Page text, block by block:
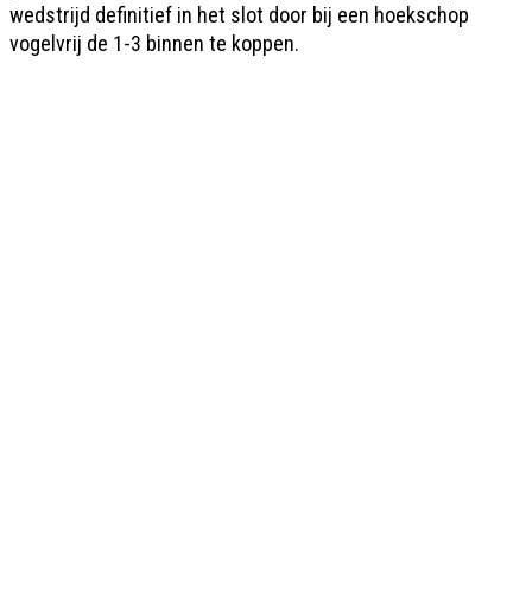
wedstrijd definitief in het slot door bij een hoekschop
vogelvrij de 1-3 binnen te koppen.